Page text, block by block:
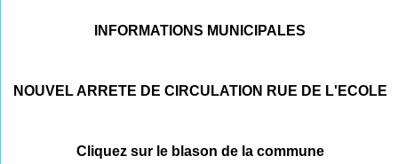
INFORMATIONS MUNICIPALES
NOUVEL ARRETE DE CIRCULATION RUE DE L'ECOLE
Cliquez sur le blason de la commune